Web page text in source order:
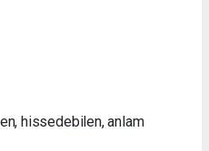
hissedebilen, anlam